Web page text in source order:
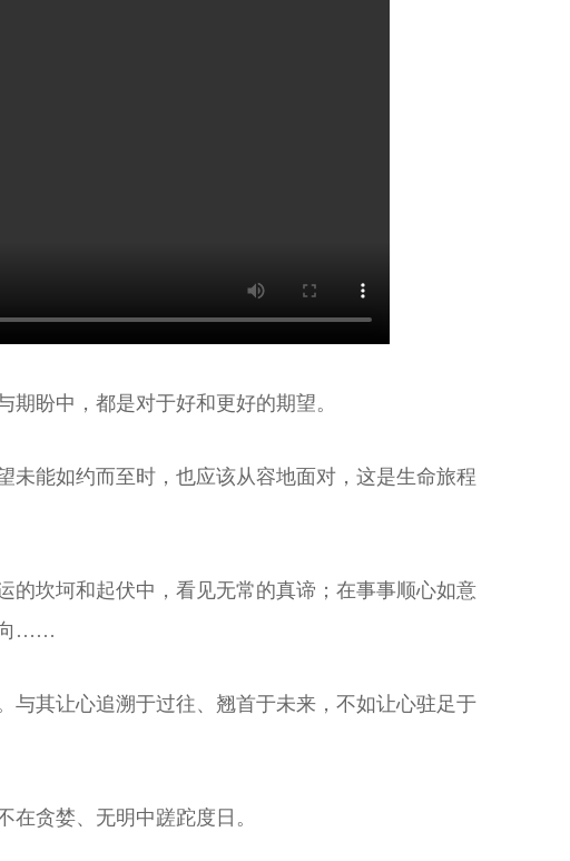
盼中，都是对于好和更好的期望。
未能如约而至时，也应该从容地面对，这是生命旅程
的坎坷和起伏中，看见无常的真谛；在事事顺心如意
向……
与其让心追溯于过往、翘首于未来，不如让心驻足于
贪婪、无明中蹉跎度日。